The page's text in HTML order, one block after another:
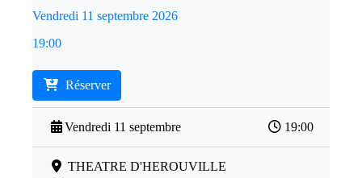
Vendredi 11 septembre 2026
19:00
Réserver
Vendredi 11 septembre 19:00
THEATRE D'HEROUVILLE